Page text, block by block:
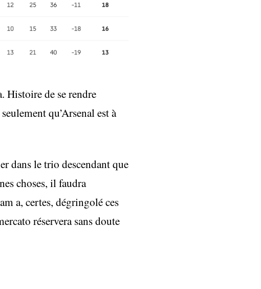
de se rendre
qu’Arsenal est à
dans le trio descendant que
choses, il faudra
a, certes, dégringolé ces
réservera sans doute